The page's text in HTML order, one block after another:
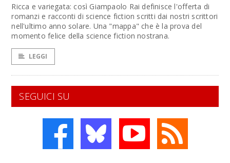
Ricca e variegata: così Giampaolo Rai definisce l'offerta di
romanzi e racconti di science fiction scritti dai nostri scrittori
nell'ultimo anno solare. Una "mappa" che è la prova del
momento felice della science fiction nostrana.
LEGGI
SEGUICI SU